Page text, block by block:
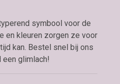
symbool voor de
en kleuren zorgen ze voor
kan. Bestel snel bij ons
een glimlach!